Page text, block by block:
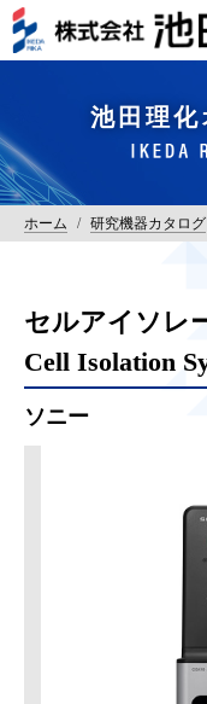
池田理
ホーム / 研究機器カタログ
セルアイソレ
Cell Isolation
ソニー